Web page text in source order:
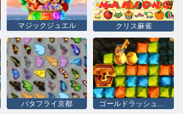
マジックジュエル クリス麻雀
バタフライ京都 ゴールドラッシュの宝探し